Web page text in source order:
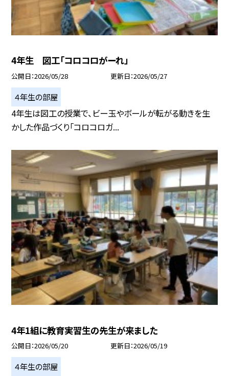
4年生 図工「コロコロがーれ」
公開日 2026/05/28 更新日 2026/05/27
４年生の部屋
4年生は図工の授業で、ビー玉やボールが転がる動きを生
かした作品づくり「コロコロガ...
4年1組に教育実習生の先生が来ました
公開日 2026/05/20 更新日 2026/05/19
４年生の部屋